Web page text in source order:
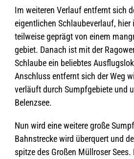
Im wei­te­ren Ver­lauf ent­fernt sich
eigent­li­chen Schlau­be­ver­lauf,
teil­weise geprägt von einem
ge­biet. Danach ist mit der
Schlaube ein belieb­tes
Anschluss ent­fernt sich der Weg
ver­läuft durch Sumpf­ge­biete und
Belenzsee.
Nun wird eine wei­tere große
Bahn­stre­cke wird über­quert und
spitze des Gro­ßen Müll­ro­ser